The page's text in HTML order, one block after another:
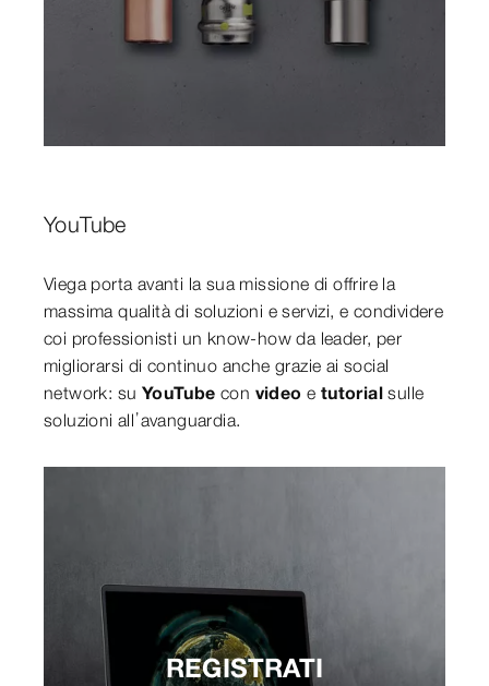
YouTube
Viega porta avanti la sua missione di offrire la
massima qualità di soluzioni e servizi, e condividere
coi professionisti un know-how da leader, per
migliorarsi di continuo anche grazie ai social
network: su YouTube con video e tutorial sulle
soluzioni all’avanguardia.
REGISTRATI